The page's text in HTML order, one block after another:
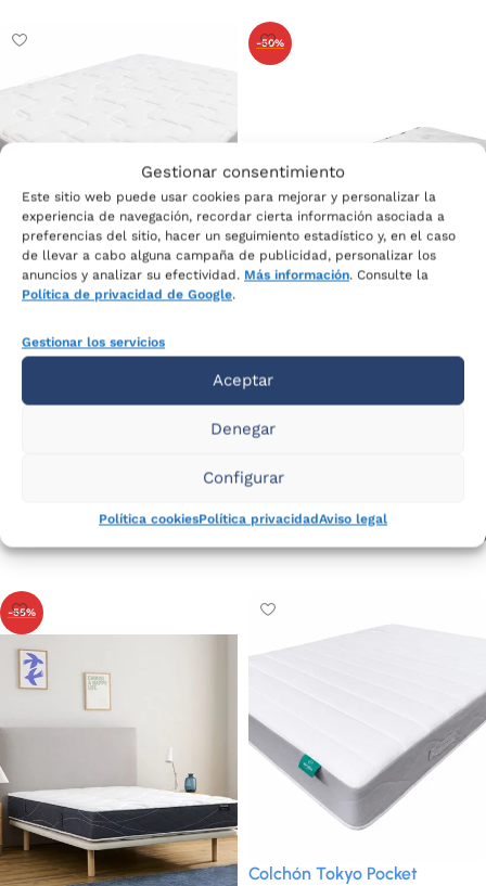
Gestionar consentimiento
Este sitio web puede usar cookies para mejorar y personalizar la
experiencia de navegación, recordar cierta información asociada a
preferencias del sitio, hacer un seguimiento estadístico y, en el caso
de llevar a cabo alguna campaña de publicidad, personalizar los
anuncios y analizar su efectividad. Más información. Consulte la
Política de privacidad de Google.
Gestionar los servicios
Aceptar
Denegar
Configurar
Política cookiesPolítica privacidadAviso legal
Colchón Mitte Visco
Colchones
Ahora por sólo €
-50%
Colchones
Ahora por sólo
249
MEDIDA
Seleccionar opciones
-55%
Colchón Tokyo Pocket